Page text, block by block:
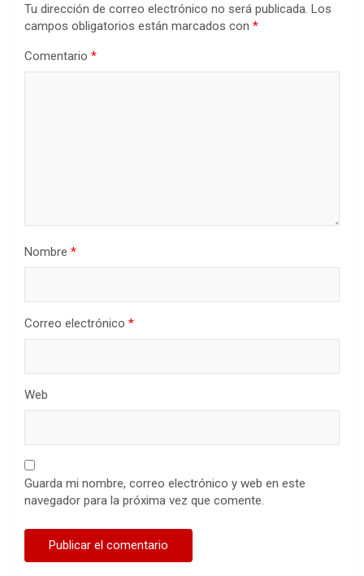
Tu dirección de correo electrónico no será publicada. Los
campos obligatorios están marcados con *
Comentario *
Nombre *
Correo electrónico *
Web
Guarda mi nombre, correo electrónico y web en este
navegador para la próxima vez que comente.